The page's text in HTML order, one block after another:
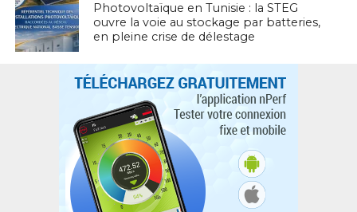
Photovoltaïque en Tunisie : la STEG
ouvre la voie au stockage par batteries,
en pleine crise de délestage